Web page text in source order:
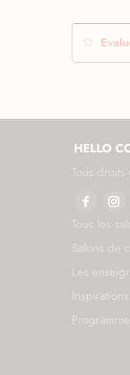
HELLO
Tous
Tous les
Salons de
Les